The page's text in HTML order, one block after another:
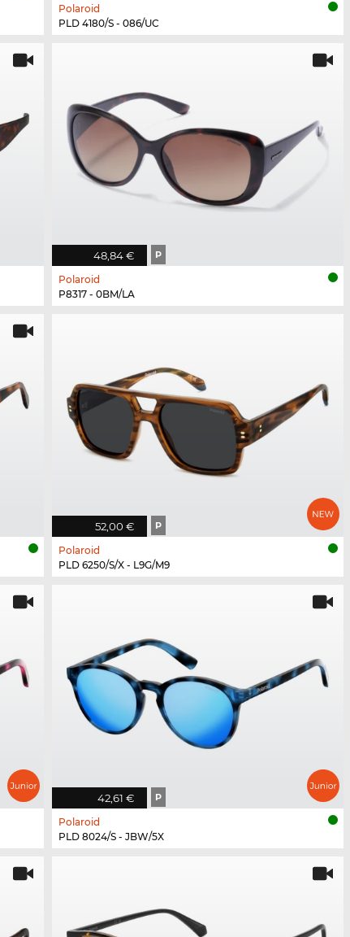
Polaroid
PLD 4180/S - 086/UC
48,84 € P
Polaroid
P8317 - 0BM/LA
52,00 € P
Polaroid
PLD 6250/S/X - L9G/M9
42,61 € P
Polaroid
PLD 8024/S - JBW/5X